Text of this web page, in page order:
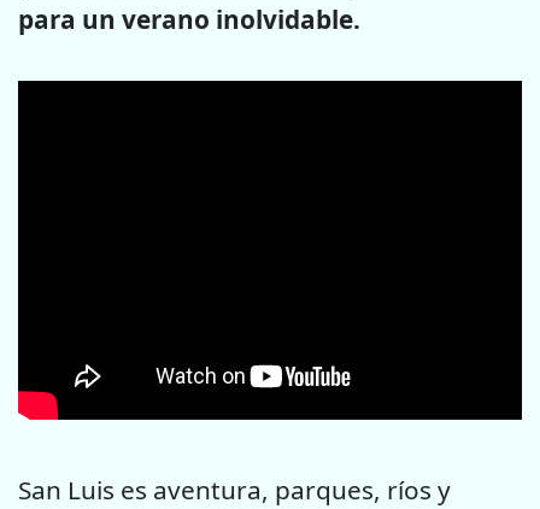
para un verano inolvidable.
San Luis es aventura, parques, ríos y